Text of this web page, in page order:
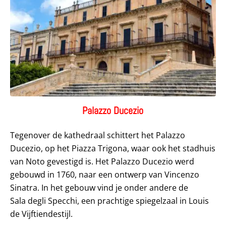
Palazzo Ducezio
Tegenover de kathedraal schittert het Palazzo
Ducezio, op het Piazza Trigona, waar ook het stadhuis
van Noto gevestigd is. Het Palazzo Ducezio werd
gebouwd in 1760, naar een ontwerp van Vincenzo
Sinatra. In het gebouw vind je onder andere de
Sala degli Specchi, een prachtige spiegelzaal in Louis
de Vijftiendestijl.